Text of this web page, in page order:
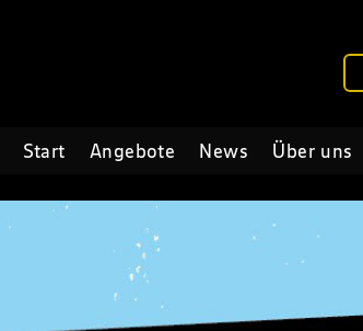
Start Angebote News Über uns